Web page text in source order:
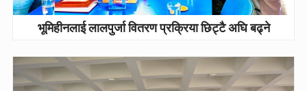
भूमिहीनलाई लालपुर्जा वितरण प्रक्रिया छिट्टै अघि बढ्ने